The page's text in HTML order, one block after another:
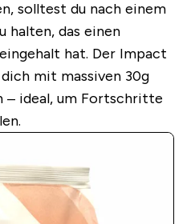
solltest du nach einem
halten, das einen
hat. Der Impact
mit massiven 30g
ideal, um Fortschritte